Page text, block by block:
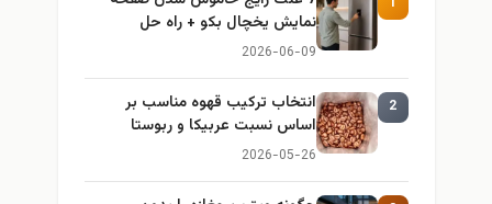
نمایش یخچال بکو + راه حل
2026-06-09
2
انتخاب ترکیب قهوه مناسب بر
اساس نسبت عربیکا و ربوستا
2026-05-26